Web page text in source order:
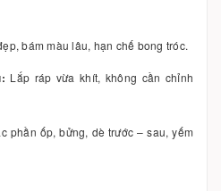
bám màu lâu, hạn chế bong tróc.
Lắp ráp vừa khít, không cần chỉnh
phần ốp, bửng, dè trước – sau, yếm